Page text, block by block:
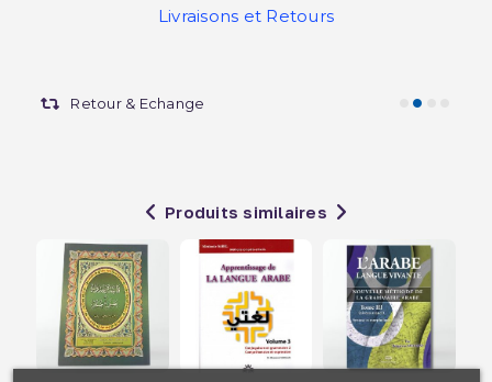
Livraisons et Retours
Retour & Echange
Produits similaires